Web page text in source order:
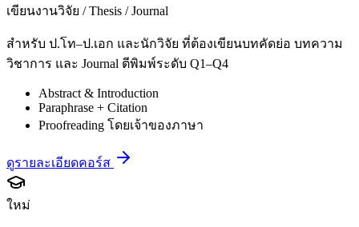
เขียนงานวิจัย / Thesis / Journal
สำหรับ ป.โท–ป.เอก และนักวิจัย ที่ต้องเขียนบทคัดย่อ บทความ
วิชาการ และ Journal ตีพิมพ์ระดับ Q1–Q4
Abstract & Introduction
Paraphrase + Citation
Proofreading โดยเจ้าของภาษา
ดูรายละเอียดคอร์ส
ใหม่